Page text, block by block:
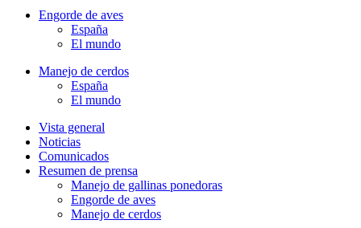
Engorde de aves
España
El mundo
Manejo de cerdos
España
El mundo
Vista general
Noticias
Comunicados
Resumen de prensa
Manejo de gallinas ponedoras
Engorde de aves
Manejo de cerdos